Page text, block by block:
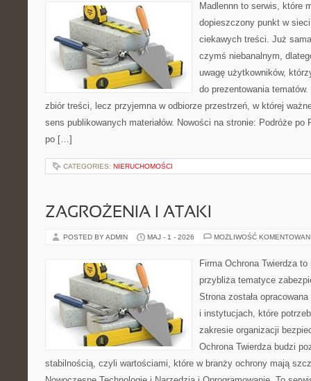
Madlennn to serwis, które
dopieszczony punkt w
ciekawych treści. Już
czymś niebanalnym,
uwagę użytkowników,
do prezentowania
zbiór treści, lecz przyjemna w odbiorze przestrzeń, w której
sens publikowanych materiałów. Nowości na stronie: Podróże
po […]
CATEGORIES: NIERUCHOMOŚCI
ZAGROŻENIA I ATAKI
POSTED BY ADMIN MAJ - 1 - 2026 MOŻLIWOŚĆ
Firma Ochrona Twierdza
przybliża tematyce
Strona została
i instytucjach, które
zakresie organizacji
Ochrona Twierdza budzi
stabilnością, czyli wartościami, które w branży ochrony mają